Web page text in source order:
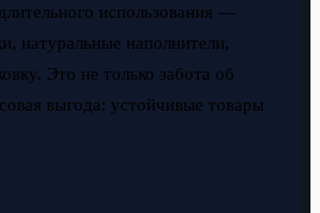
использования —
натуральные наполнители,
Это не только забота об
выгода: устойчивые товары